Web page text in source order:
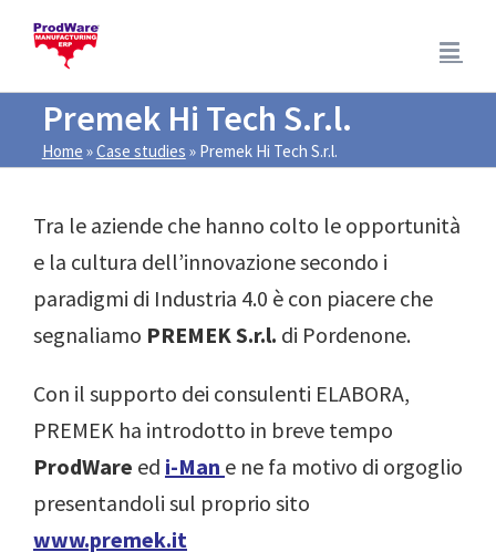
Salta
contenuto
Premek Hi Tech S.r.l.
Home »Case studies » Premek Hi Tech S.r.l.
Tra le aziende che hanno colto le opportunità
e la cultura dell’innovazione secondo i
paradigmi di Industria 4.0 è con piacere che
segnaliamo PREMEK S.r.l. di Pordenone.
Con il supporto dei consulenti ELABORA,
PREMEK ha introdotto in breve tempo
ProdWare ed i-Man e ne fa motivo di orgoglio
presentandoli sul proprio sito
www.premek.it